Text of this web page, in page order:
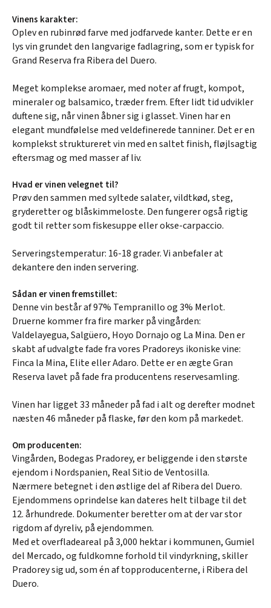
Vinens karakter:
Oplev en rubinrød farve med jodfarvede kanter. Dette er en
lys vin grundet den langvarige fadlagring, som er typisk for
Grand Reserva fra Ribera del Duero.
Meget komplekse aromaer, med noter af frugt, kompot,
mineraler og balsamico, træder frem. Efter lidt tid udvikler
duftene sig, når vinen åbner sig i glasset. Vinen har en
elegant mundfølelse med veldefinerede tanniner. Det er en
komplekst struktureret vin med en saltet finish, fløjlsagtig
eftersmag og med masser af liv.
Hvad er vinen velegnet til?
Prøv den sammen med syltede salater, vildtkød, steg,
gryderetter og blåskimmeloste. Den fungerer også rigtig
godt til retter som fiskesuppe eller okse-carpaccio.
Serveringstemperatur: 16-18 grader. Vi anbefaler at
dekantere den inden servering.
Sådan er vinen fremstillet:
Denne vin består af 97% Tempranillo og 3% Merlot.
Druerne kommer fra fire marker på vingården:
Valdelayegua, Salgüero, Hoyo Dornajo og La Mina. Den er
skabt af udvalgte fade fra vores Pradoreys ikoniske vine:
Finca la Mina, Elite eller Adaro. Dette er en ægte Gran
Reserva lavet på fade fra producentens reservesamling.
Vinen har ligget 33 måneder på fad i alt og derefter modnet
næsten 46 måneder på flaske, før den kom på markedet.
Om producenten:
Vingården, Bodegas Pradorey, er beliggende i den største
ejendom i Nordspanien, Real Sitio de Ventosilla.
Nærmere betegnet i den østlige del af Ribera del Duero.
Ejendommens oprindelse kan dateres helt tilbage til det
12. århundrede. Dokumenter beretter om at der var stor
rigdom af dyreliv, på ejendommen.
Med et overfladeareal på 3,000 hektar i kommunen, Gumiel
del Mercado, og fuldkomne forhold til vindyrkning, skiller
Pradorey sig ud, som én af topproducenterne, i Ribera del
Duero.